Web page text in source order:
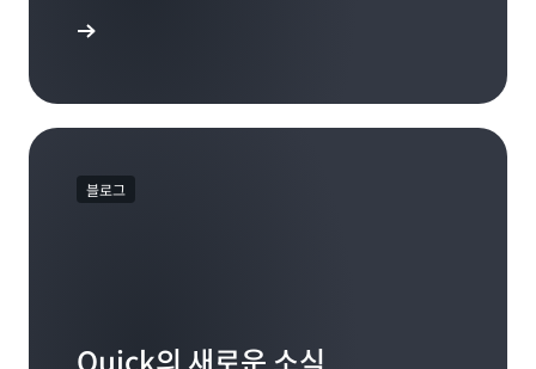
블로그
Quick의 새로운 소식